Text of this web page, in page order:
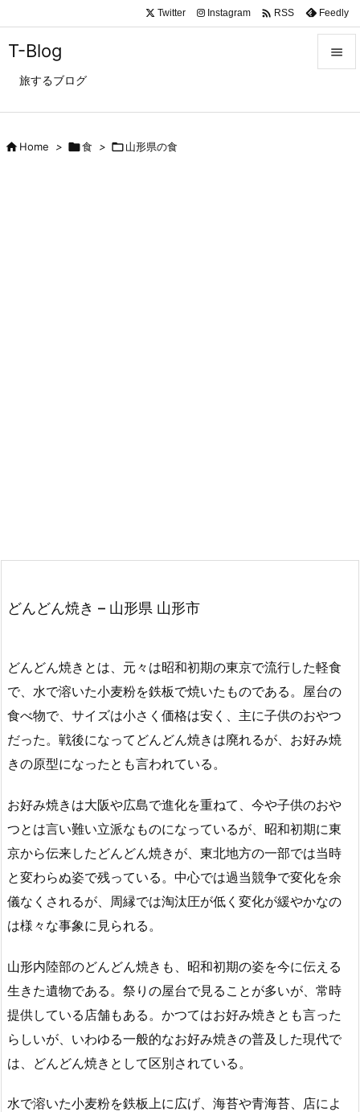
T-Blog
旅するブログ

Twitter Instagram  RSS Feedly
Home > 食 > 山形県の食
どんどん焼き – 山形県 山形市
どんどん焼きとは、元々は昭和初期の東京で流行した軽食
で、水で溶いた小麦粉を鉄板で焼いたものである。屋台の
食べ物で、サイズは小さく価格は安く、主に子供のおやつ
だった。戦後になってどんどん焼きは廃れるが、お好み焼
きの原型になったとも言われている。
お好み焼きは大阪や広島で進化を重ねて、今や子供のおや
つとは言い難い立派なものになっているが、昭和初期に東
京から伝来したどんどん焼きが、東北地方の一部では当時
と変わらぬ姿で残っている。中心では過当競争で変化を余
儀なくされるが、周縁では淘汰圧が低く変化が緩やかなの
は様々な事象に見られる。
山形内陸部のどんどん焼きも、昭和初期の姿を今に伝える
生きた遺物である。祭りの屋台で見ることが多いが、常時
提供している店舗もある。かつてはお好み焼きとも言った
らしいが、いわゆる一般的なお好み焼きの普及した現代で
は、どんどん焼きとして区別されている。
水で溶いた小麦粉を鉄板上に広げ、海苔や青海苔、店によ